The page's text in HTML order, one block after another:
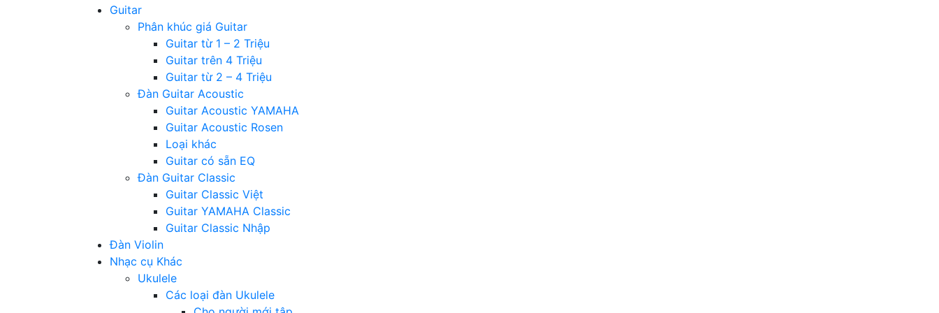
Guitar
Phân khúc giá Guitar
Guitar từ 1 – 2 Triệu
Guitar trên 4 Triệu
Guitar từ 2 – 4 Triệu
Đàn Guitar Acoustic
Guitar Acoustic YAMAHA
Guitar Acoustic Rosen
Loại khác
Guitar có sẵn EQ
Đàn Guitar Classic
Guitar Classic Việt
Guitar YAMAHA Classic
Guitar Classic Nhập
Đàn Violin
Nhạc cụ Khác
Ukulele
Các loại đàn Ukulele